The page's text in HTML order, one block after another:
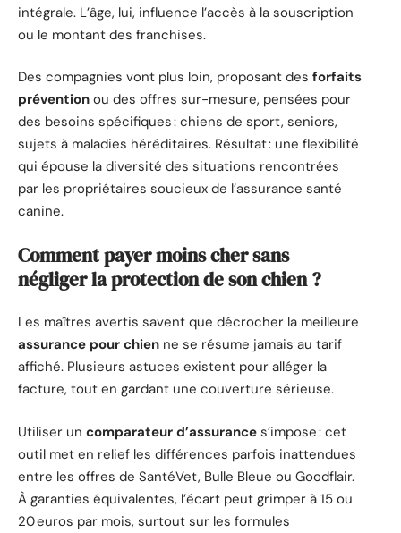
intégrale. L’âge, lui, influence l’accès à la souscription
ou le montant des franchises.
Des compagnies vont plus loin, proposant des forfaits
prévention ou des offres sur-mesure, pensées pour
des besoins spécifiques : chiens de sport, seniors,
sujets à maladies héréditaires. Résultat : une flexibilité
qui épouse la diversité des situations rencontrées
par les propriétaires soucieux de l’assurance santé
canine.
Comment payer moins cher sans
négliger la protection de son chien ?
Les maîtres avertis savent que décrocher la meilleure
assurance pour chien ne se résume jamais au tarif
affiché. Plusieurs astuces existent pour alléger la
facture, tout en gardant une couverture sérieuse.
Utiliser un comparateur d’assurance s’impose : cet
outil met en relief les différences parfois inattendues
entre les offres de SantéVet, Bulle Bleue ou Goodflair.
À garanties équivalentes, l’écart peut grimper à 15 ou
20 euros par mois, surtout sur les formules